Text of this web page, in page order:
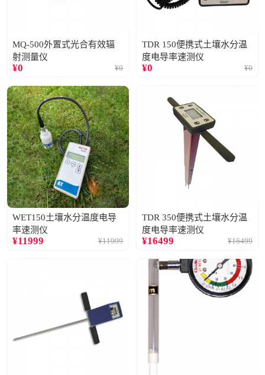
MQ-500外置式光合有效辐
射测量仪
¥0 ¥0
TDR 150便携式土壤水分温
度电导率速测仪
¥0 ¥0
WET150土壤水分温度电导
率速测仪
¥11999 ¥11999
TDR 350便携式土壤水分温
度电导率速测仪
¥16499 ¥16499